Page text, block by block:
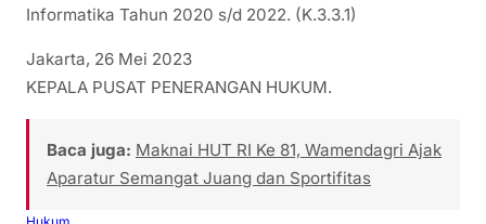
Informatika Tahun 2020 s/d 2022. (K.3.3.1)
Jakarta, 26 Mei 2023
KEPALA PUSAT PENERANGAN HUKUM.
Baca juga: Maknai HUT RI Ke 81, Wamendagri Ajak
Aparatur Semangat Juang dan Sportifitas